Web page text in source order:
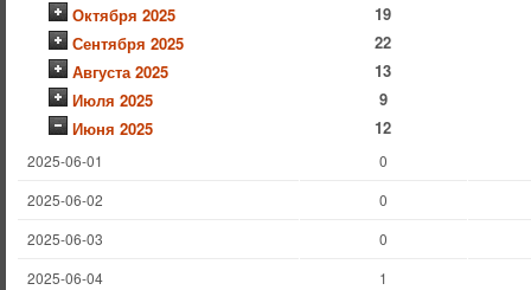
Октября 2025
19
Сентября 2025
22
Августа 2025
13
Июля 2025
9
Июня 2025
12
2025-06-01
0
2025-06-02
0
2025-06-03
0
2025-06-04
1